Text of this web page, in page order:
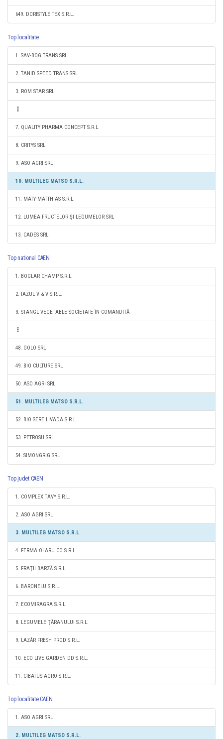
649. DORISTYLE TEX S.R.L.
Top localitate
1. SAV-BOG TRANS SRL
2. TANID SPEED TRANS SRL
3. ROM STAR SRL
7. QUALITY PHARMA CONCEPT S.R.L.
8. CRITYS SRL
9. ASO AGRI SRL
10. MULTILEG MATSO S.R.L.
11. MATY-MATTHIAS S.R.L.
12. LUMEA FRUCTELOR ŞI LEGUMELOR SRL
13. CADES SRL
Top national CAEN
1. BOGLAR CHAMP S.R.L.
2. IAZUL V & V S.R.L.
3. STANGL VEGETABLE SOCIETATE ÎN COMANDITĂ
48. GOLO SRL
49. BIO CULTURE SRL
50. ASO AGRI SRL
51. MULTILEG MATSO S.R.L.
52. BIO SERE LIVADA S.R.L.
53. PETROSU SRL
54. SIMONGRIG SRL
Top judet CAEN
1. COMPLEX TAVY S.R.L.
2. ASO AGRI SRL
3. MULTILEG MATSO S.R.L.
4. FERMA OLARU CO S.R.L.
5. FRAŢII BARZĂ S.R.L.
6. BARONELU S.R.L.
7. ECOMIRAGRA S.R.L.
8. LEGUMELE ŢĂRANULUI S.R.L.
9. LAZĂR FRESH PROD S.R.L.
10. ECO LIVE GARDEN DD S.R.L.
11. CIBATUS AGRO S.R.L.
Top localitate CAEN
1. ASO AGRI SRL
2. MULTILEG MATSO S.R.L.